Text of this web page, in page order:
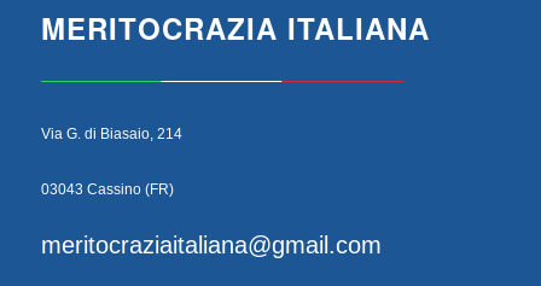
MERITOCRAZIA ITALIANA
Via G. di Biasaio, 214
03043 Cassino (FR)
meritocraziaitaliana@gmail.com